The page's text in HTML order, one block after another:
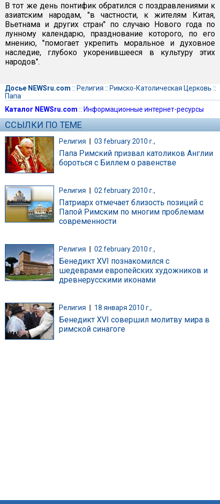
В тот же день понтифик обратился с поздравлениями к
азиатским народам, "в частности, к жителям Китая,
Вьетнама и других стран" по случаю Нового года по
лунному календарю, празднование которого, по его
мнению, "помогает укрепить моральное и духовное
наследие, глубоко укоренившееся в культуру этих
народов".
Досье NEWSru.com :: Религия :: Римско-Католическая Церковь ::
Папа
Каталог NEWSru.com :: Информационные интернет-ресурсы
ССЫЛКИ ПО ТЕМЕ
Религия | 03 february 2010 г.,
Папа Римский призвал католиков Англии
бороться с Биллем о равенстве
Религия 02 february 2010 г.,
Патриарх отмечает близость позиций с
Папой Римским по многим проблемам
современности
Религия 02 february 2010 г.,
Бенедикт XVI познакомился с
шедеврами европейских художников и
древнерусскими иконами
Религия 18 января 2010 г.,
Бенедикт XVI совершил молитву мира в
римской синагоге